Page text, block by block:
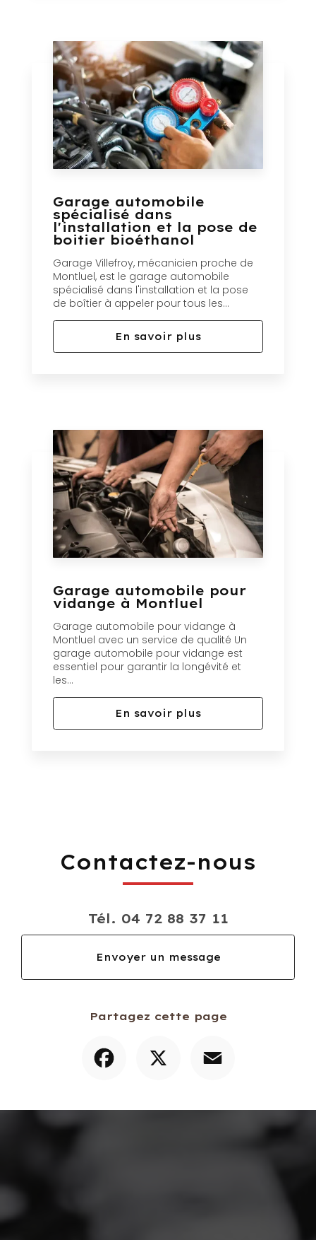
Garage automobile
spécialisé dans
l'installation et la pose de
boitier bioéthanol
Garage Villefroy, mécanicien proche de
Montluel, est le garage automobile
spécialisé dans l'installation et la pose
de boîtier à appeler pour tous les...
En savoir plus
Garage automobile pour
vidange à Montluel
Garage automobile pour vidange à
Montluel avec un service de qualité Un
garage automobile pour vidange est
essentiel pour garantir la longévité et
les...
En savoir plus
Contactez-nous
Tél. 04 72 88 37 11
Envoyer un message
Partagez cette page